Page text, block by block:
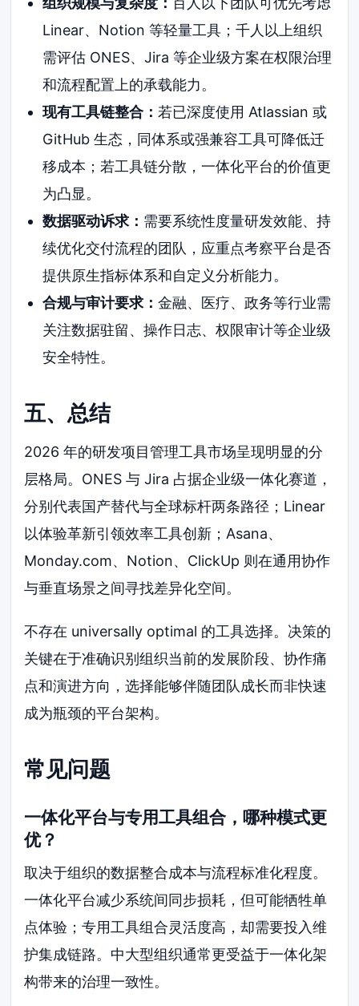
Linear、Notion 等轻量工具；千人以上组织
需评估 ONES、Jira 等企业级方案在权限治理
和流程配置上的承载能力。
现有工具链整合： 若已深度使用 Atlassian 或
GitHub 生态，同体系或强兼容工具可降低迁
移成本；若工具链分散，一体化平台的价值更
为凸显。
数据驱动诉求： 需要系统性度量研发效能、持
续优化交付流程的团队，应重点考察平台是否
提供原生指标体系和自定义分析能力。
合规与审计要求： 金融、医疗、政务等行业需
关注数据驻留、操作日志、权限审计等企业级
安全特性。
五、总结
2026 年的研发项目管理工具市场呈现明显的分
层格局。ONES 与 Jira 占据企业级一体化赛道，
分别代表国产替代与全球标杆两条路径；Linear
以体验革新引领效率工具创新；Asana、
Monday.com、Notion、ClickUp 则在通用协作
与垂直场景之间寻找差异化空间。
不存在 universally optimal 的工具选择。决策的
关键在于准确识别组织当前的发展阶段、协作痛
点和演进方向，选择能够伴随团队成长而非快速
成为瓶颈的平台架构。
常见问题
一体化平台与专用工具组合，哪种模式更
优？
取决于组织的数据整合成本与流程标准化程度。
一体化平台减少系统间同步损耗，但可能牺牲单
点体验；专用工具组合灵活度高，却需要投入维
护集成链路。中大型组织通常更受益于一体化架
构带来的治理一致性。